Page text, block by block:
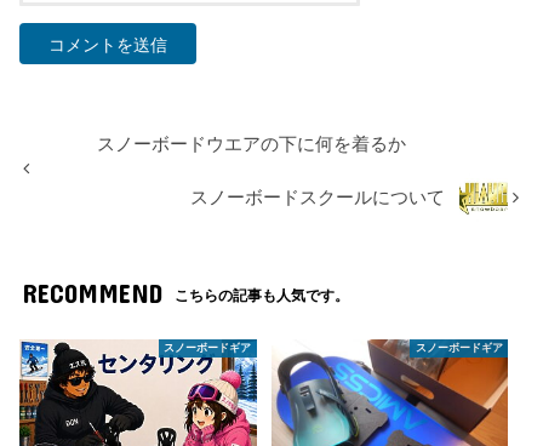
スノーボードウエアの下に何を着るか
スノーボードスクールについて
RECOMMEND こちらの記事も人気です。
スノーボードギア スノーボードギア